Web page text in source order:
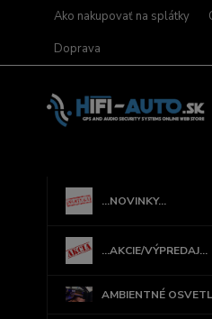
Ako nakupovať na splátky
Doprava
...NOVINKY...
...AKCIE/VÝPREDAJ...
AMBIENTNÉ